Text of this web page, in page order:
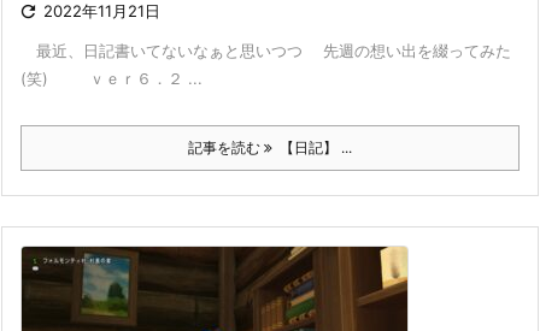
 2022年11月21日
最近、日記書いてないなぁと思いつつ 先週の想い出を綴ってみた
(笑) ｖｅｒ６．２ ...
記事を読む 【日記】 ...